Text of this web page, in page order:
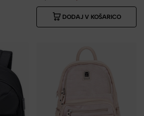
DODAJ V KOŠARICO